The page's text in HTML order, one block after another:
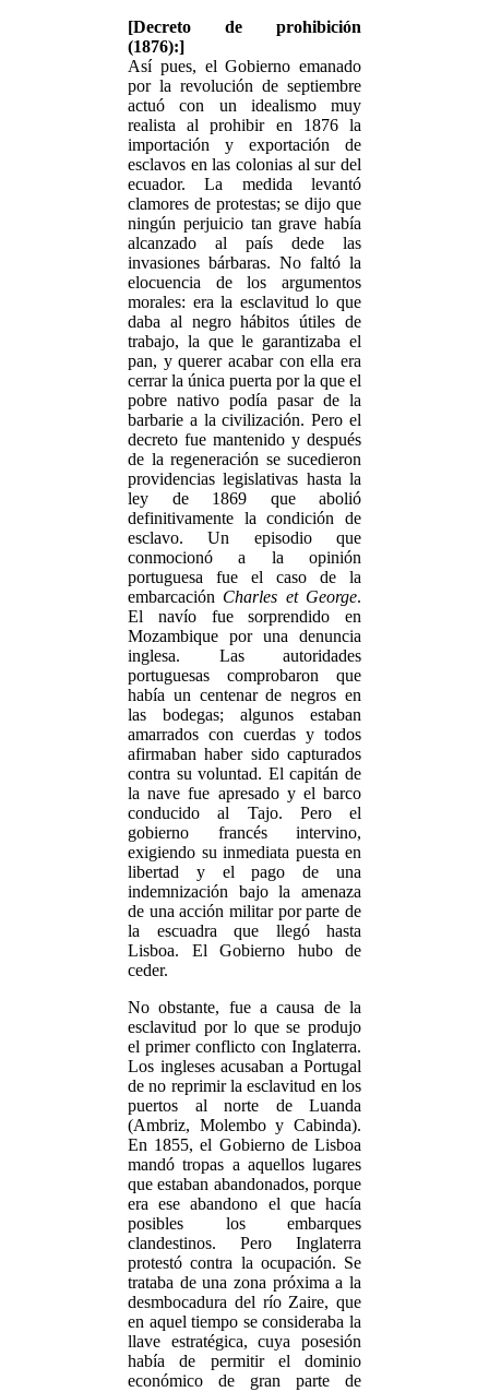
[Decreto de prohibición
(1876):]
Así pues, el Gobierno emanado
por la revolución de septiembre
actuó con un idealismo muy
realista al prohibir en 1876 la
importación y exportación de
esclavos en las colonias al sur del
ecuador. La medida levantó
clamores de protestas; se dijo que
ningún perjuicio tan grave había
alcanzado al país dede las
invasiones bárbaras. No faltó la
elocuencia de los argumentos
morales: era la esclavitud lo que
daba al negro hábitos útiles de
trabajo, la que le garantizaba el
pan, y querer acabar con ella era
cerrar la única puerta por la que el
pobre nativo podía pasar de la
barbarie a la civilización. Pero el
decreto fue mantenido y después
de la regeneración se sucedieron
providencias legislativas hasta la
ley de 1869 que abolió
definitivamente la condición de
esclavo. Un episodio que
conmocionó a la opinión
portuguesa fue el caso de la
embarcación Charles et George.
El navío fue sorprendido en
Mozambique por una denuncia
inglesa. Las autoridades
portuguesas comprobaron que
había un centenar de negros en
las bodegas; algunos estaban
amarrados con cuerdas y todos
afirmaban haber sido capturados
contra su voluntad. El capitán de
la nave fue apresado y el barco
conducido al Tajo. Pero el
gobierno francés intervino,
exigiendo su inmediata puesta en
libertad y el pago de una
indemnización bajo la amenaza
de una acción militar por parte de
la escuadra que llegó hasta
Lisboa. El Gobierno hubo de
ceder.
No obstante, fue a causa de la
esclavitud por lo que se produjo
el primer conflicto con Inglaterra.
Los ingleses acusaban a Portugal
de no reprimir la esclavitud en los
puertos al norte de Luanda
(Ambriz, Molembo y Cabinda).
En 1855, el Gobierno de Lisboa
mandó tropas a aquellos lugares
que estaban abandonados, porque
era ese abandono el que hacía
posibles los embarques
clandestinos. Pero Inglaterra
protestó contra la ocupación. Se
trataba de una zona próxima a la
desmbocadura del río Zaire, que
en aquel tiempo se consideraba la
llave estratégica, cuya posesión
había de permitir el dominio
económico de gran parte de